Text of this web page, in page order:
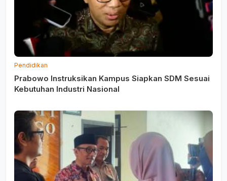
Pendidikan
Prabowo Instruksikan Kampus Siapkan SDM Sesuai
Kebutuhan Industri Nasional